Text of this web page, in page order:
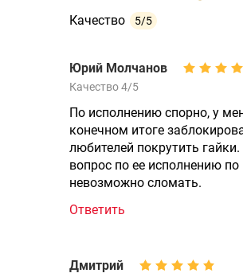
Качество 5/5
Юрий Молчанов
Качество 4/5
По исполнению спорно, у
конечном итоге
любителей покрутить
вопрос по ее исполнению по
невозможно сломать.
Ответить
Дмитрий